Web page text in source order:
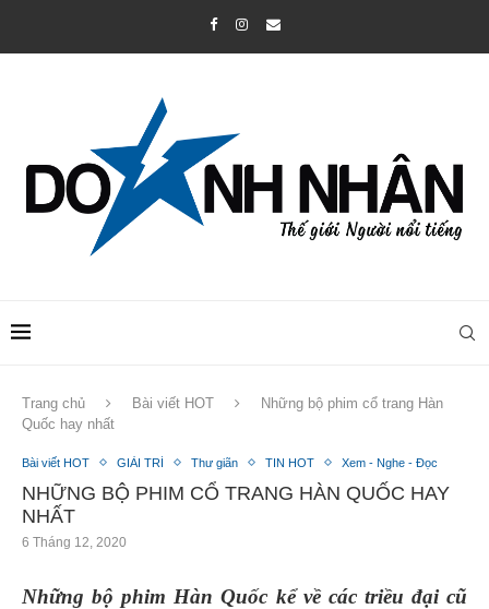
Trang chủ Bài viết HOT
Những bộ phim cổ trang Hàn
Quốc hay nhất
Bài viết HOT GIẢI TRÍ Thư giãn TIN HOT Xem - Nghe - Đọc
NHỮNG BỘ PHIM CỔ TRANG HÀN QUỐC HAY
NHẤT
6 Tháng 12, 2020
Những bộ phim Hàn Quốc kể về các triều đại cũ